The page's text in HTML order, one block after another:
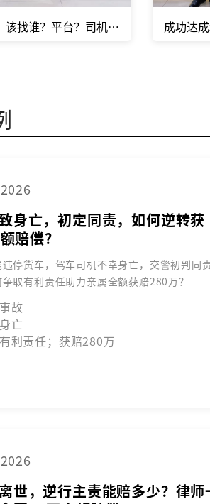
该找谁？平台？司机？保险公司？成功达
2026
身亡，初定同责，如何逆转获
赔偿？
停货车，驾车司机不幸身亡，交警初判同
取有利责任助力亲属全额获赔280万？
故
亡
利责任；获赔280万
2026
世，逆行主责能赔多少？律师